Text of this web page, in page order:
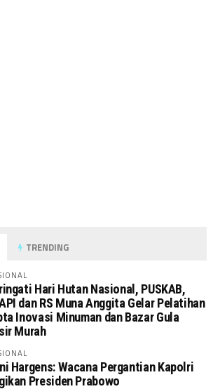
TRENDING
Hari Hutan Nasional, PUSKAB,
dan RS Muna Anggita Gelar Pelatihan
Inovasi Minuman dan Bazar Gula
Murah
Hargens: Wacana Pergantian Kapolri
Presiden Prabowo